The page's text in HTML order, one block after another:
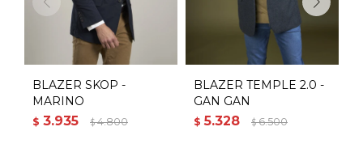
BLAZER SKOP -
MARINO
$ 3.935 $ 4.800
BLAZER TEMPLE 2.0 -
GAN GAN
$ 5.328 $ 6.500